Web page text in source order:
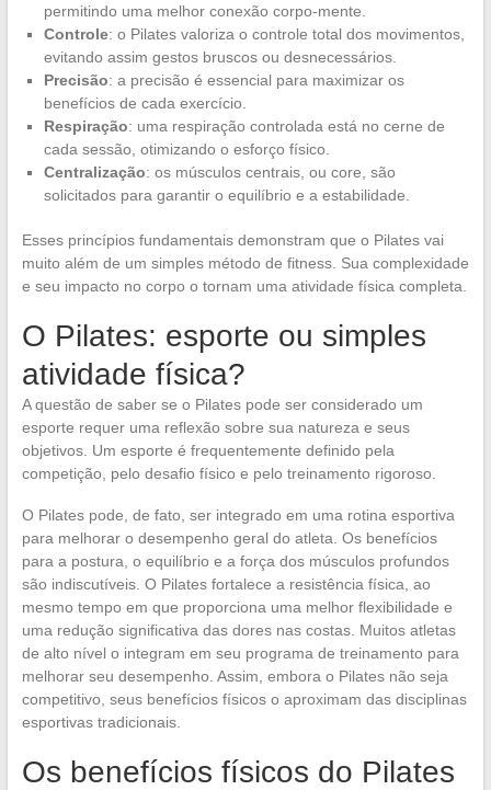
permitindo uma melhor conexão corpo-mente.
Controle: o Pilates valoriza o controle total dos movimentos,
evitando assim gestos bruscos ou desnecessários.
Precisão: a precisão é essencial para maximizar os
benefícios de cada exercício.
Respiração: uma respiração controlada está no cerne de
cada sessão, otimizando o esforço físico.
Centralização: os músculos centrais, ou core, são
solicitados para garantir o equilíbrio e a estabilidade.
Esses princípios fundamentais demonstram que o Pilates vai
muito além de um simples método de fitness. Sua complexidade
e seu impacto no corpo o tornam uma atividade física completa.
O Pilates: esporte ou simples
atividade física?
A questão de saber se o Pilates pode ser considerado um
esporte requer uma reflexão sobre sua natureza e seus
objetivos. Um esporte é frequentemente definido pela
competição, pelo desafio físico e pelo treinamento rigoroso.
O Pilates pode, de fato, ser integrado em uma rotina esportiva
para melhorar o desempenho geral do atleta. Os benefícios
para a postura, o equilíbrio e a força dos músculos profundos
são indiscutíveis. O Pilates fortalece a resistência física, ao
mesmo tempo em que proporciona uma melhor flexibilidade e
uma redução significativa das dores nas costas. Muitos atletas
de alto nível o integram em seu programa de treinamento para
melhorar seu desempenho. Assim, embora o Pilates não seja
competitivo, seus benefícios físicos o aproximam das disciplinas
esportivas tradicionais.
Os benefícios físicos do Pilates